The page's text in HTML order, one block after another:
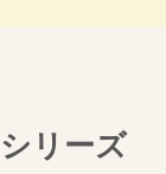
シリーズ